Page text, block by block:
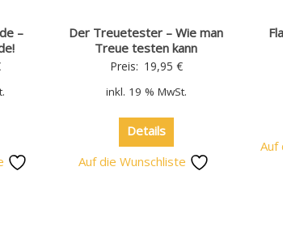
–
Der Treuetester – Wie man
Treue testen kann
Preis: 19,95 €
inkl. 19 % MwSt.
Details
Auf die Wunschliste
Auf